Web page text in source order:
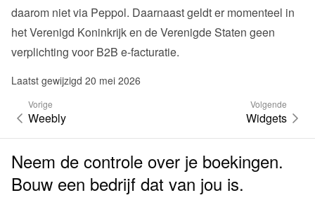
daarom niet via Peppol. Daarnaast geldt er momenteel in
het Verenigd Koninkrijk en de Verenigde Staten geen
verplichting voor B2B e-facturatie.
Laatst gewijzigd 20 mei 2026
Vorige
Weebly
Volgende
Widgets
Neem de controle over je boekingen.
Bouw een bedrijf dat van jou is.